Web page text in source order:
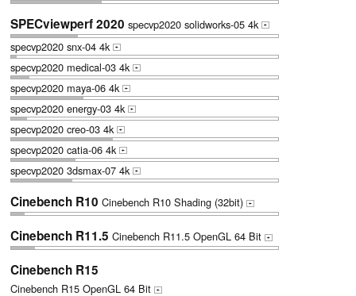
SPECviewperf 2020 specvp2020 solidworks-05 4k +
specvp2020 snx-04 4k +
specvp2020 medical-03 4k +
specvp2020 maya-06 4k +
specvp2020 energy-03 4k +
specvp2020 creo-03 4k +
specvp2020 catia-06 4k +
specvp2020 3dsmax-07 4k +
Cinebench R10 Cinebench R10 Shading (32bit) +
Cinebench R11.5 Cinebench R11.5 OpenGL 64 Bit +
Cinebench R15
Cinebench R15 OpenGL 64 Bit +